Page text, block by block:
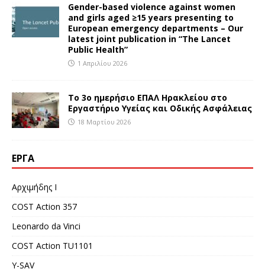
Gender-based violence against women
and girls aged ≥15 years presenting to
European emergency departments – Our
latest joint publication in “The Lancet
Public Health”
1 Απριλίου 2026
Το 3ο ημερήσιο ΕΠΑΛ Ηρακλείου στο
Εργαστήριο Υγείας και Οδικής Ασφάλειας
18 Μαρτίου 2026
ΈΡΓΑ
Αρχιμήδης Ι
COST Action 357
Leonardo da Vinci
COST Action TU1101
Y-SAV